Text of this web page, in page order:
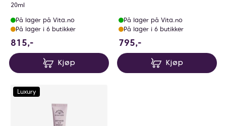
20ml
På lager på Vita.no
På lager i 6 butikker
815,-
Kjøp
På lager på Vita.no
På lager i 6 butikker
795,-
Kjøp
Luxury